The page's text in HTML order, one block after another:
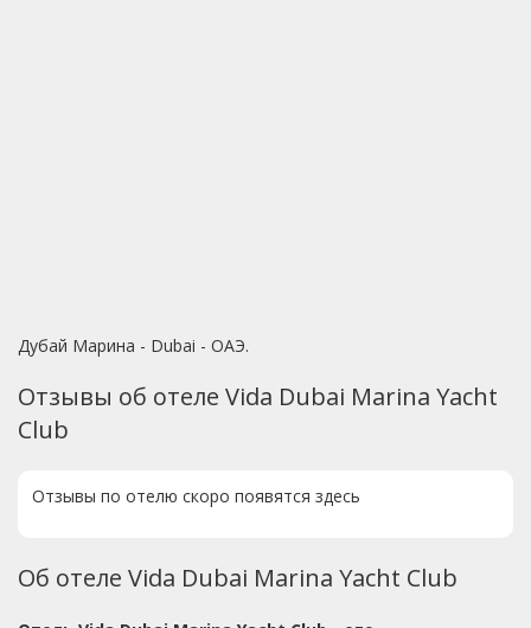
Дубай Марина - Dubai - ОАЭ.
Отзывы об отеле Vida Dubai Marina Yacht
Club
Отзывы по отелю скоро появятся здесь
Об отеле Vida Dubai Marina Yacht Club